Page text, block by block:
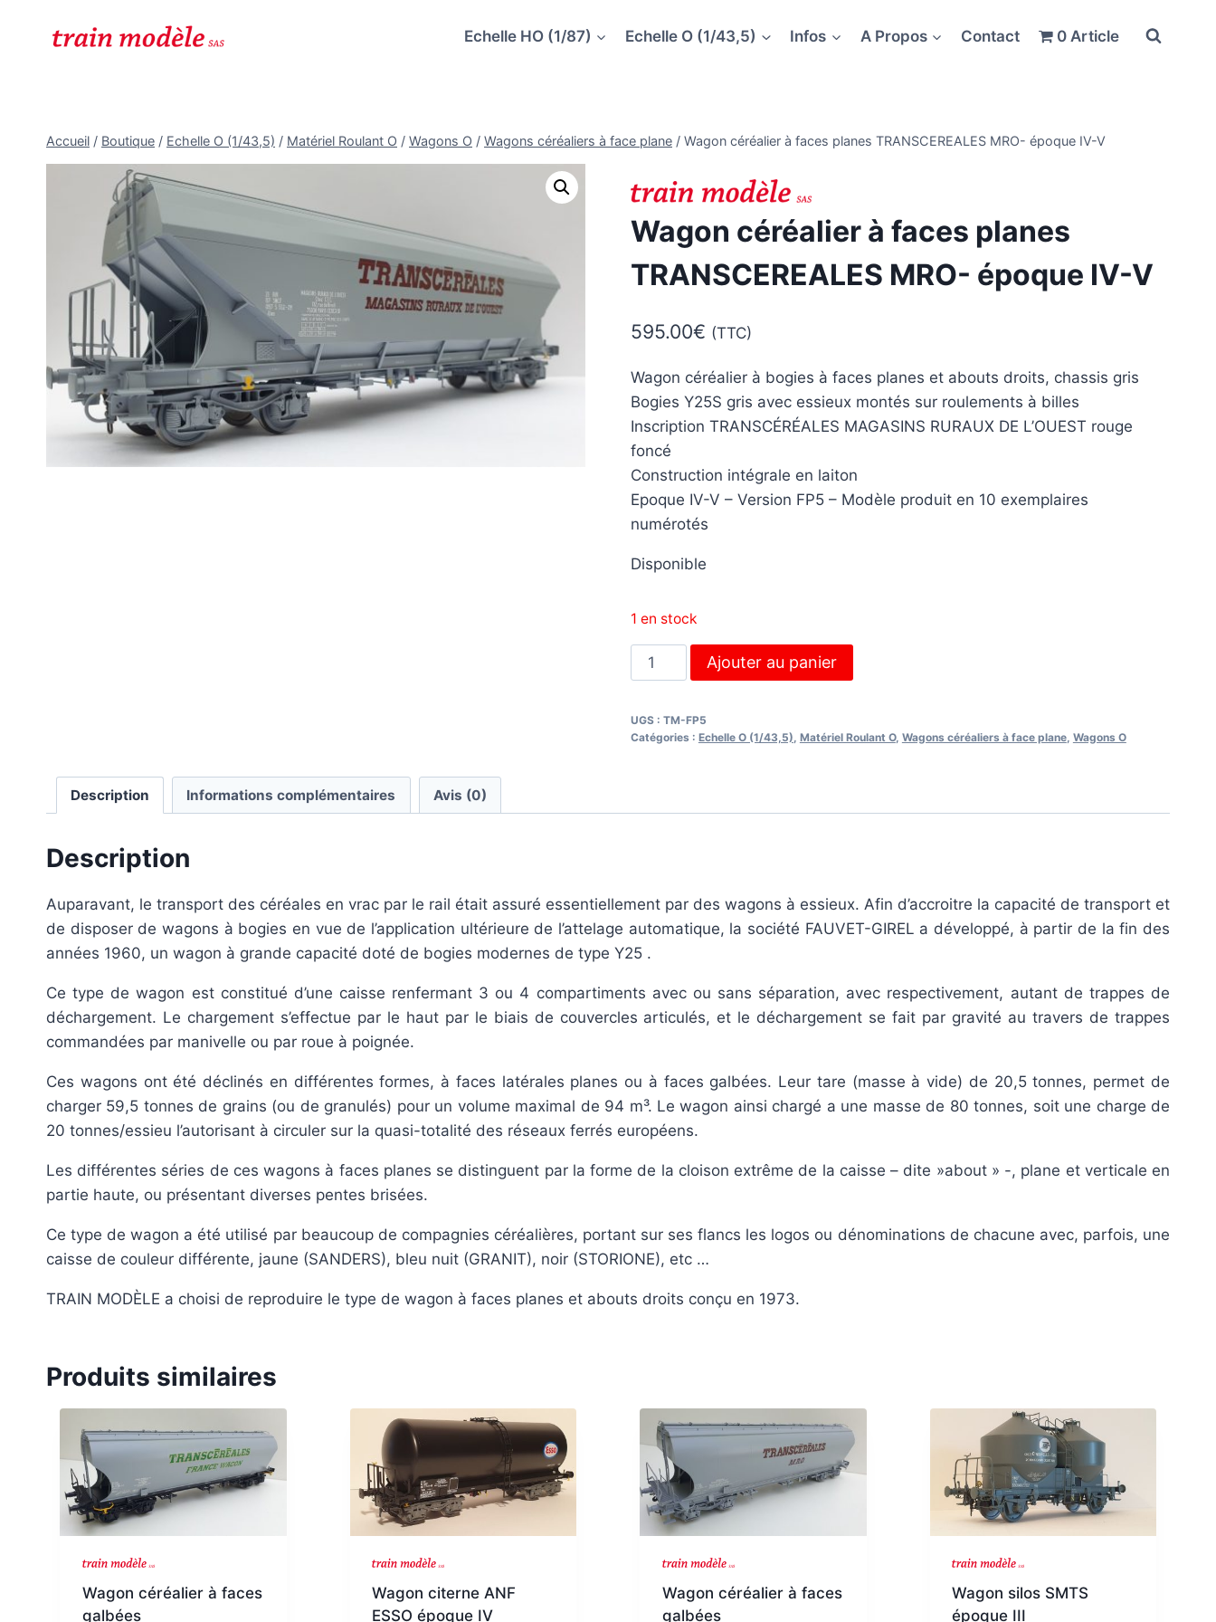
Echelle HO (1/87) Echelle O (1/43,5) Infos A Propos Contact 0 Article
Accueil / Boutique / Echelle O (1/43,5) / Matériel Roulant O / Wagons O / Wagons céréaliers à face plane / Wagon céréalier à faces planes TRANSCEREALES MRO- époque IV-V
Wagon céréalier à faces planes
TRANSCEREALES MRO- époque IV-V
595.00€ (TTC)
Wagon céréalier à bogies à faces planes et abouts droits, chassis gris
Bogies Y25S gris avec essieux montés sur roulements à billes
Inscription TRANSCÉRÉALES MAGASINS RURAUX DE L’OUEST rouge
foncé
Construction intégrale en laiton
Epoque IV-V – Version FP5 – Modèle produit en 10 exemplaires
numérotés
Disponible
1 en stock
quantité
de
céréalier
IV-
V
Ajouter au panier
UGS : TM-FP5
Catégories : Echelle O (1/43,5) Matériel Roulant O, Wagons céréaliers à face plane, Wagons O
Description Informations complémentaires Avis (0)
Description
Auparavant, le transport des céréales en vrac par le rail était assuré essentiellement par des wagons à essieux. Afin d’accroitre la capacité de transport et
de disposer de wagons à bogies en vue de l’application ultérieure de l’attelage automatique, la société FAUVET-GIREL a développé, à partir de la fin des
années 1960, un wagon à grande capacité doté de bogies modernes de type Y25 .
Ce type de wagon est constitué d’une caisse renfermant 3 ou 4 compartiments avec ou sans séparation, avec respectivement, autant de trappes de
déchargement. Le chargement s’effectue par le haut par le biais de couvercles articulés, et le déchargement se fait par gravité au travers de trappes
commandées par manivelle ou par roue à poignée.
Ces wagons ont été déclinés en différentes formes, à faces latérales planes ou à faces galbées. Leur tare (masse à vide) de 20,5 tonnes, permet de
charger 59,5 tonnes de grains (ou de granulés) pour un volume maximal de 94 m³. Le wagon ainsi chargé a une masse de 80 tonnes, soit une charge de
20 tonnes/essieu l’autorisant à circuler sur la quasi-totalité des réseaux ferrés européens.
Les différentes séries de ces wagons à faces planes se distinguent par la forme de la cloison extrême de la caisse – dite »about » -, plane et verticale en
partie haute, ou présentant diverses pentes brisées.
Ce type de wagon a été utilisé par beaucoup de compagnies céréalières, portant sur ses flancs les logos ou dénominations de chacune avec, parfois, une
caisse de couleur différente, jaune (SANDERS), bleu nuit (GRANIT), noir (STORIONE), etc …
TRAIN MODÈLE a choisi de reproduire le type de wagon à faces planes et abouts droits conçu en 1973.
Produits similaires
Wagon céréalier à faces
galbées
Wagon citerne ANF
ESSO époque IV
Wagon céréalier à faces
galbées
Wagon silos SMTS
époque III